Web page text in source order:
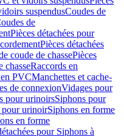
suspendusCoudes de
de
Pièces détachées pour
Pièces détachées
coude de chassePièces
chasseRaccords en
PVCManchettes et cache-
de connexionVidages pour
pour urinoirsSiphons pour
pour urinoirSiphons en forme
en forme
pour Siphons à